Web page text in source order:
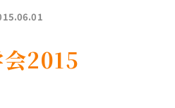
2015